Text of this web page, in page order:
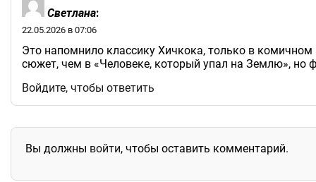
Светлана:
22.05.2026 в 07:06
Это напомнило классику Хичкока, только в
сюжет, чем в «Человеке, который упал на Землю», но
Войдите, чтобы ответить
Вы должны войти, чтобы оставить комментарий.